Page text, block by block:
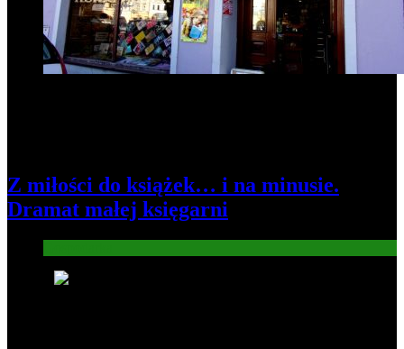
Z miłości do książek… i na minusie.
Dramat małej księgarni